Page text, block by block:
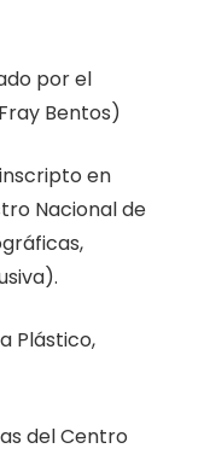
por el
Bentos)
en
Nacional de
Plástico,
del Centro